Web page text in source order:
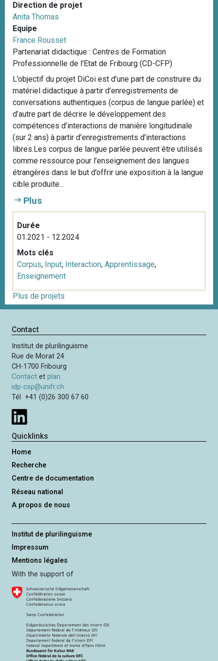
Direction de projet
Anita Thomas
Equipe
France Rousset
Partenariat didactique : Centres de Formation
Professionnelle de l'Etat de Fribourg (CD-CFP)
L’objectif du projet DiCoi est d’une part de construire du
matériel didactique à partir d’enregistrements de
conversations authentiques (corpus de langue parlée) et
d’autre part de décrire le développement des
compétences d’interactions de manière longitudinale
(sur 2 ans) à partir d’enregistrements d’interactions
libres.Les corpus de langue parlée peuvent être utilisés
comme ressource pour l’enseignement des langues
étrangères dans le but d’offrir une exposition à la langue
cible produite...
Plus
Durée
01.2021 - 12.2024
Mots clés
Corpus, Input, Interaction, Apprentissage,
Enseignement
Plus de projets
Contact
Institut de plurilinguisme
Rue de Morat 24
CH-1700 Fribourg
Contact etplan
idp-csp@unifr.ch
Tél +41 (0)26 300 67 60
Quicklinks
Home
Recherche
Centre de documentation
Réseau national
A propos de nous
Institut de plurilinguisme
Impressum
Mentions légales
With the support of